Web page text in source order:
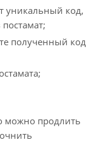
уникальный код,
полученный код
можно продлить